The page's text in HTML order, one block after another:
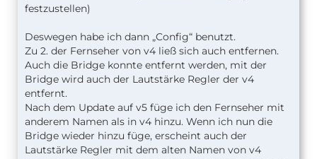
festzustellen)
Deswegen habe ich dann „Config“ benutzt.
Zu 2. der Fernseher von v4 ließ sich auch entfernen.
Auch die Bridge konnte entfernt werden, mit der
Bridge wird auch der Lautstärke Regler der v4
entfernt.
Nach dem Update auf v5 füge ich den Fernseher mit
anderem Namen als in v4 hinzu. Wenn ich nun die
Bridge wieder hinzu füge, erscheint auch der
Lautstärke Regler mit dem alten Namen von v4